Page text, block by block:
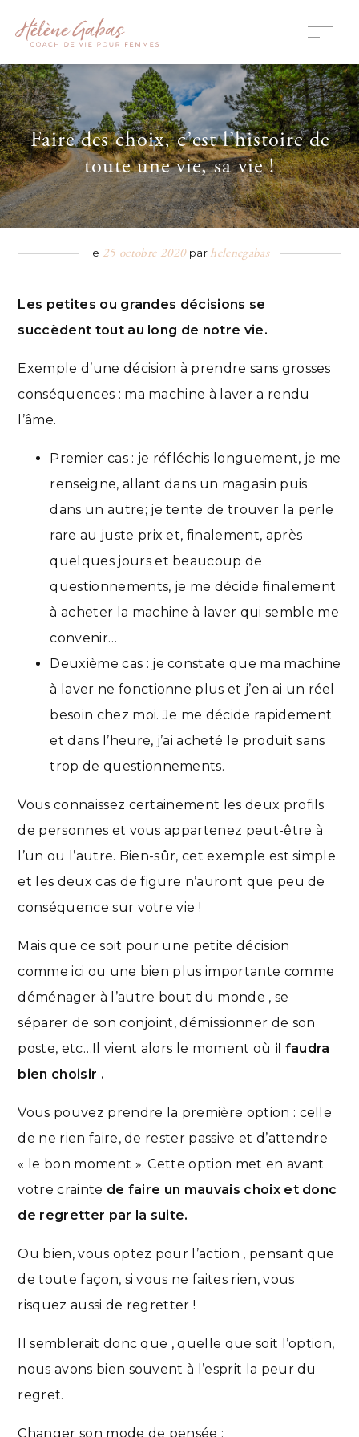
Faire des choix, c’est l’histoire de
toute une vie, sa vie !
le 25 octobre 2020par helenegabas
Les petites ou grandes décisions se
succèdent tout au long de notre vie.
Exemple d’une décision à prendre sans grosses
conséquences : ma machine à laver a rendu
l’âme.
Premier cas : je réfléchis longuement, je me
renseigne, allant dans un magasin puis
dans un autre; je tente de trouver la perle
rare au juste prix et, finalement, après
quelques jours et beaucoup de
questionnements, je me décide finalement
à acheter la machine à laver qui semble me
convenir…
Deuxième cas : je constate que ma machine
à laver ne fonctionne plus et j’en ai un réel
besoin chez moi. Je me décide rapidement
et dans l’heure, j’ai acheté le produit sans
trop de questionnements.
Vous connaissez certainement les deux profils
de personnes et vous appartenez peut-être à
l’un ou l’autre. Bien-sûr, cet exemple est simple
et les deux cas de figure n’auront que peu de
conséquence sur votre vie !
Mais que ce soit pour une petite décision
comme ici ou une bien plus importante comme
déménager à l’autre bout du monde , se
séparer de son conjoint, démissionner de son
poste, etc…Il vient alors le moment où il faudra
bien choisir .
Vous pouvez prendre la première option : celle
de ne rien faire, de rester passive et d’attendre
« le bon moment ». Cette option met en avant
votre crainte de faire un mauvais choix et donc
de regretter par la suite.
Ou bien, vous optez pour l’action , pensant que
de toute façon, si vous ne faites rien, vous
risquez aussi de regretter !
Il semblerait donc que , quelle que soit l’option,
nous avons bien souvent à l’esprit la peur du
regret.
Changer son mode de pensée :